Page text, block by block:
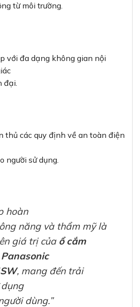
từ môi trường.
với đa dạng không gian nội
đại.
thủ các quy định về an toàn điện
người sử dụng.
hoàn
năng và thẩm mỹ là
giá trị của ổ cắm
, mang đến trải
dùng.”